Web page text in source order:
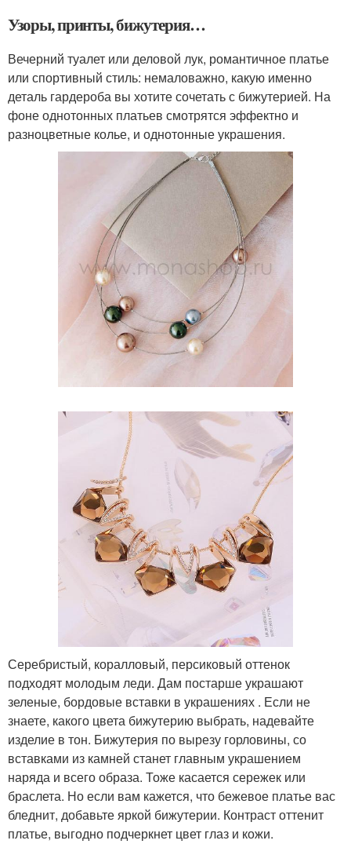
Узоры, принты, бижутерия…
Вечерний туалет или деловой лук, романтичное платье
или спортивный стиль: немаловажно, какую именно
деталь гардероба вы хотите сочетать с бижутерией. На
фоне однотонных платьев смотрятся эффектно и
разноцветные колье, и однотонные украшения.
Серебристый, коралловый, персиковый оттенок
подходят молодым леди. Дам постарше украшают
зеленые, бордовые вставки в украшениях . Если не
знаете, какого цвета бижутерию выбрать, надевайте
изделие в тон. Бижутерия по вырезу горловины, со
вставками из камней станет главным украшением
наряда и всего образа. Тоже касается сережек или
браслета. Но если вам кажется, что бежевое платье вас
бледнит, добавьте яркой бижутерии. Контраст оттенит
платье, выгодно подчеркнет цвет глаз и кожи.